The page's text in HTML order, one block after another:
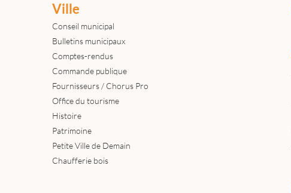
Ville
Conseil municipal
Bulletins municipaux
Comptes-rendus
Commande publique
Fournisseurs / Chorus Pro
Office du tourisme
Histoire
Patrimoine
Petite Ville de Demain
Chaufferie bois